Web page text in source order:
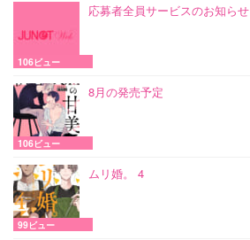
応募者全員サービスのお知らせ
106ビュー
8月の発売予定
106ビュー
ムリ婚。 4
99ビュー